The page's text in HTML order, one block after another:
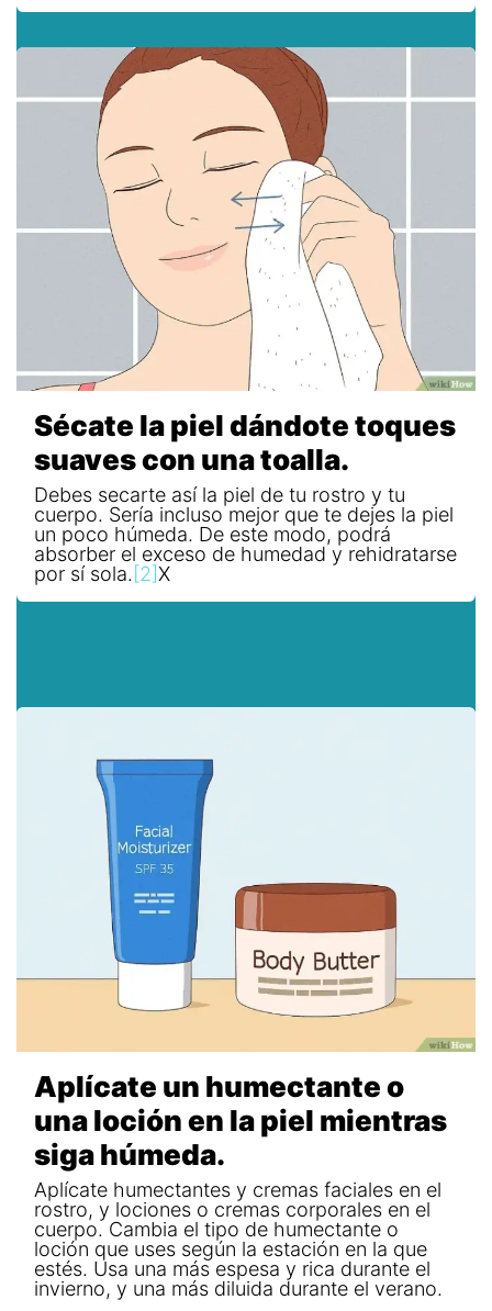
Sécate la piel dándote toques
suaves con una toalla.
Debes secarte así la piel de tu rostro y tu
cuerpo. Sería incluso mejor que te dejes la piel
un poco húmeda. De este modo, podrá
absorber el exceso de humedad y rehidratarse
por sí sola.[2]X
Aplícate un humectante o
una loción en la piel mientras
siga húmeda.
Aplícate humectantes y cremas faciales en el
rostro, y lociones o cremas corporales en el
cuerpo. Cambia el tipo de humectante o
loción que uses según la estación en la que
estés. Usa una más espesa y rica durante el
invierno, y una más diluida durante el verano.